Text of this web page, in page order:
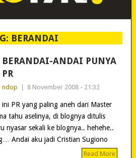
BERANDAI
BERANDAI-ANDAI PUNYA
PR
ndop 8 November 2008 - 21:32
ini PR yang paling aneh dari Master
tahu aselinya, di blognya ditulis
nyasar sekali ke blognya.. hehehe..
Andai aku jadi Cristian Sugiono
Read More